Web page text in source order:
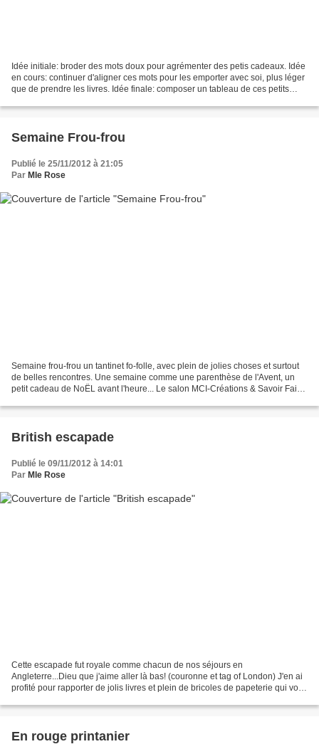
Idée initiale: broder des mots doux pour agrémenter des petis cadeaux. Idée
en cours: continuer d'aligner ces mots pour les emporter avec soi, plus léger
que de prendre les livres. Idée finale: composer un tableau de ces petits
Semaine Frou-frou
Publié le 25/11/2012 à 21:05
Par Mle Rose
Semaine frou-frou un tantinet fo-folle, avec plein de jolies choses et surtout
de belles rencontres. Une semaine comme une parenthèse de l'Avent, un
petit cadeau de NoËL avant l'heure... Le salon MCI-Créations & Savoir Faire
British escapade
Publié le 09/11/2012 à 14:01
Par Mle Rose
Cette escapade fut royale comme chacun de nos séjours en
Angleterre...Dieu que j'aime aller là bas! (couronne et tag of London) J'en ai
profité pour rapporter de jolis livres et plein de bricoles de papeterie qui vont
En rouge printanier